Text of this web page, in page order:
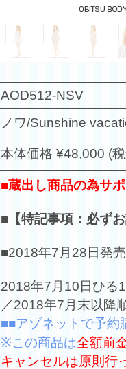
AOD512-NSV
ノワ/Sunshine
本体価格 ¥48,000 (
■蔵出し商品の為サ
■【特記事項：必ず
■2018年7月28日発
2018年7月10日ひる
／2018年7月末以降
■■アゾネットで予約
※この商品は全額前
キャンセルは原則行